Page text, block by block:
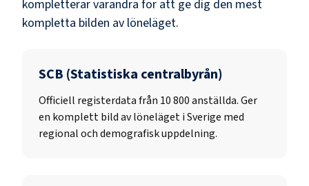
kompletterar varandra för att ge dig den mest
kompletta bilden av löneläget.
SCB (Statistiska centralbyrån)
Officiell registerdata från 10 800anställda. Ger
en komplett bild av löneläget i Sverige med
regional och demografisk uppdelning.